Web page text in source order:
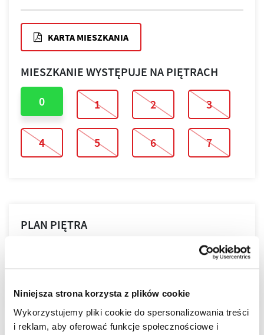
Niniejsza strona korzysta z plików cookie
Wykorzystujemy pliki cookie do spersonalizowania treści
i reklam, aby oferować funkcje społecznościowe i
KARTA MIESZKANIA
MIESZKANIE WYSTĘPUJE NA PIĘTRACH
0
1 2 3
4 5 6 7
PLAN PIĘTRA
PLAN MIESZKANIA